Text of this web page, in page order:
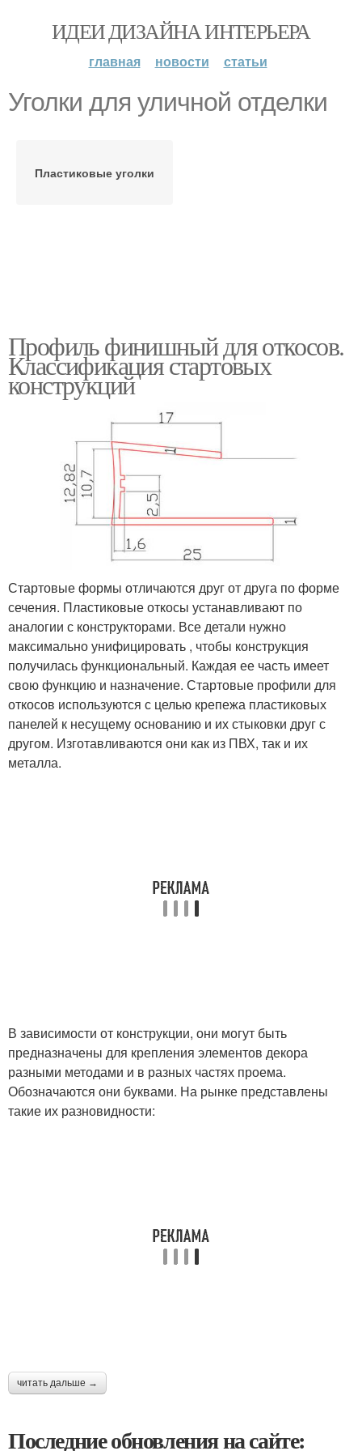
ИДЕИ ДИЗАЙНА ИНТЕРЬЕРА
главная новости статьи
Уголки для уличной отделки
Пластиковые уголки
Профиль финишный для откосов.
Классификация стартовых
конструкций
Стартовые формы отличаются друг от друга по форме
сечения. Пластиковые откосы устанавливают по
аналогии с конструкторами. Все детали нужно
максимально унифицировать , чтобы конструкция
получилась функциональный. Каждая ее часть имеет
свою функцию и назначение. Стартовые профили для
откосов используются с целью крепежа пластиковых
панелей к несущему основанию и их стыковки друг с
другом. Изготавливаются они как из ПВХ, так и их
металла.
В зависимости от конструкции, они могут быть
предназначены для крепления элементов декора
разными методами и в разных частях проема.
Обозначаются они буквами. На рынке представлены
такие их разновидности:
читать дальше →
Последние обновления на сайте: